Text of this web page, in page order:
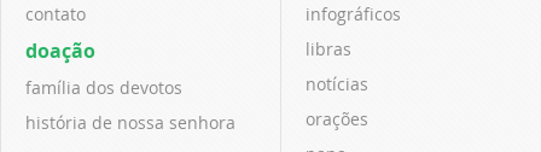
contato
doação
família dos devotos
história de nossa senhora
infográficos
libras
notícias
orações